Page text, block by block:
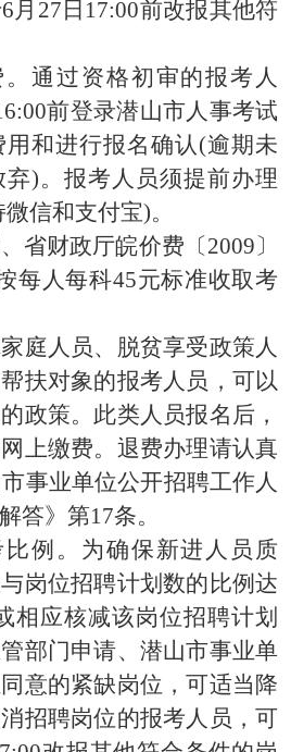
月27日17:00前改报其他符
通过资格初审的报考人
前登录潜山市人事考试
和进行报名确认(逾期未
)。报考人员须提前办理
信和支付宝)。
省财政厅皖价费〔2009〕
每人每科45元标准收取考
庭人员、脱贫享受政策人
扶对象的报考人员，可以
政策。此类人员报名后，
上缴费。退费办理请认真
事业单位公开招聘工作人
答》第17条。
例。为确保新进人员质
岗位招聘计划数的比例达
相应核减该岗位招聘计划
部门申请、潜山市事业单
意的紧缺岗位，可适当降
招聘岗位的报考人员，可